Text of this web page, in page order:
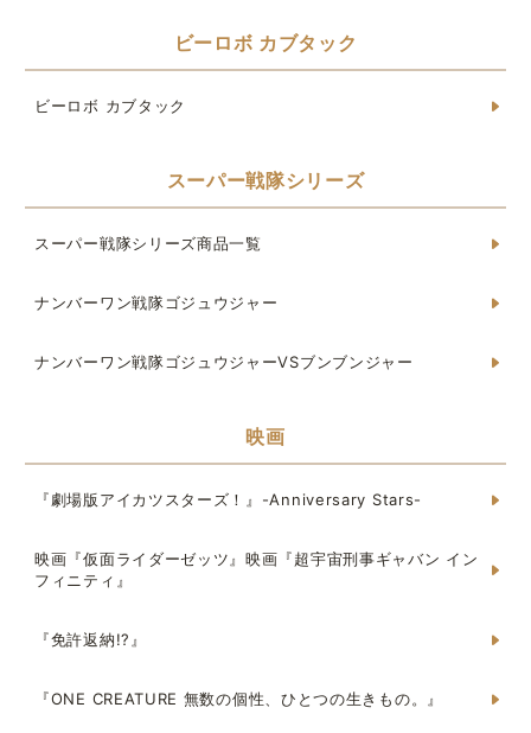
ビーロボ カブタック
ビーロボ カブタック
スーパー戦隊シリーズ
スーパー戦隊シリーズ商品一覧
ナンバーワン戦隊ゴジュウジャー
ナンバーワン戦隊ゴジュウジャーVSブンブンジャー
映画
『劇場版アイカツスターズ！』-Anniversary Stars-
映画『仮面ライダーゼッツ』映画『超宇宙刑事ギャバン イン
フィニティ』
『免許返納!?』
『ONE CREATURE 無数の個性、ひとつの生きもの。』